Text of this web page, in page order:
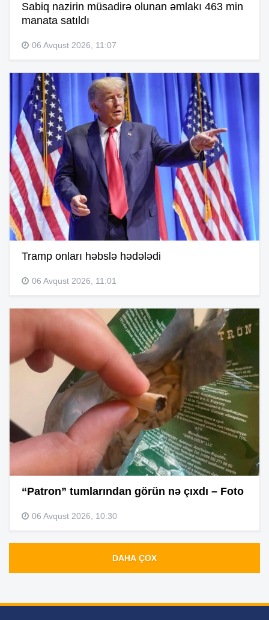
Sabiq nazirin müsadirə olunan əmlakı 463 min
manata satıldı
06 Avqust 2026, 11:07
Tramp onları həbslə hədələdi
06 Avqust 2026, 11:01
“Patron” tumlarından görün nə çıxdı – Foto
06 Avqust 2026, 10:30
DAHA ÇOX